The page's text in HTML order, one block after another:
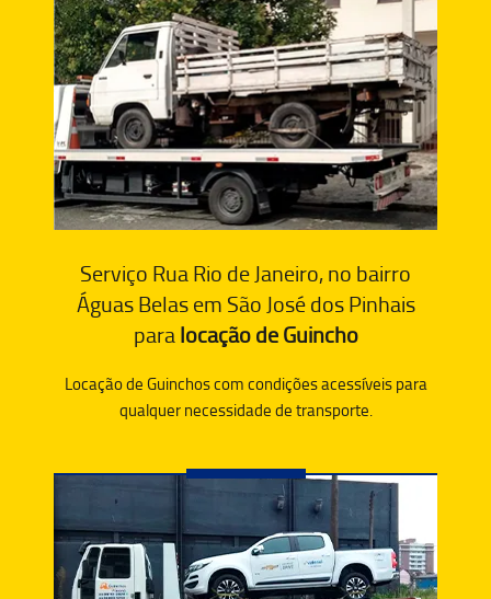
Serviço Rua Rio de Janeiro, no bairro
Águas Belas em São José dos Pinhais
paralocação de Guincho
Locação de Guinchos com condições acessíveis para
qualquer necessidade de transporte.